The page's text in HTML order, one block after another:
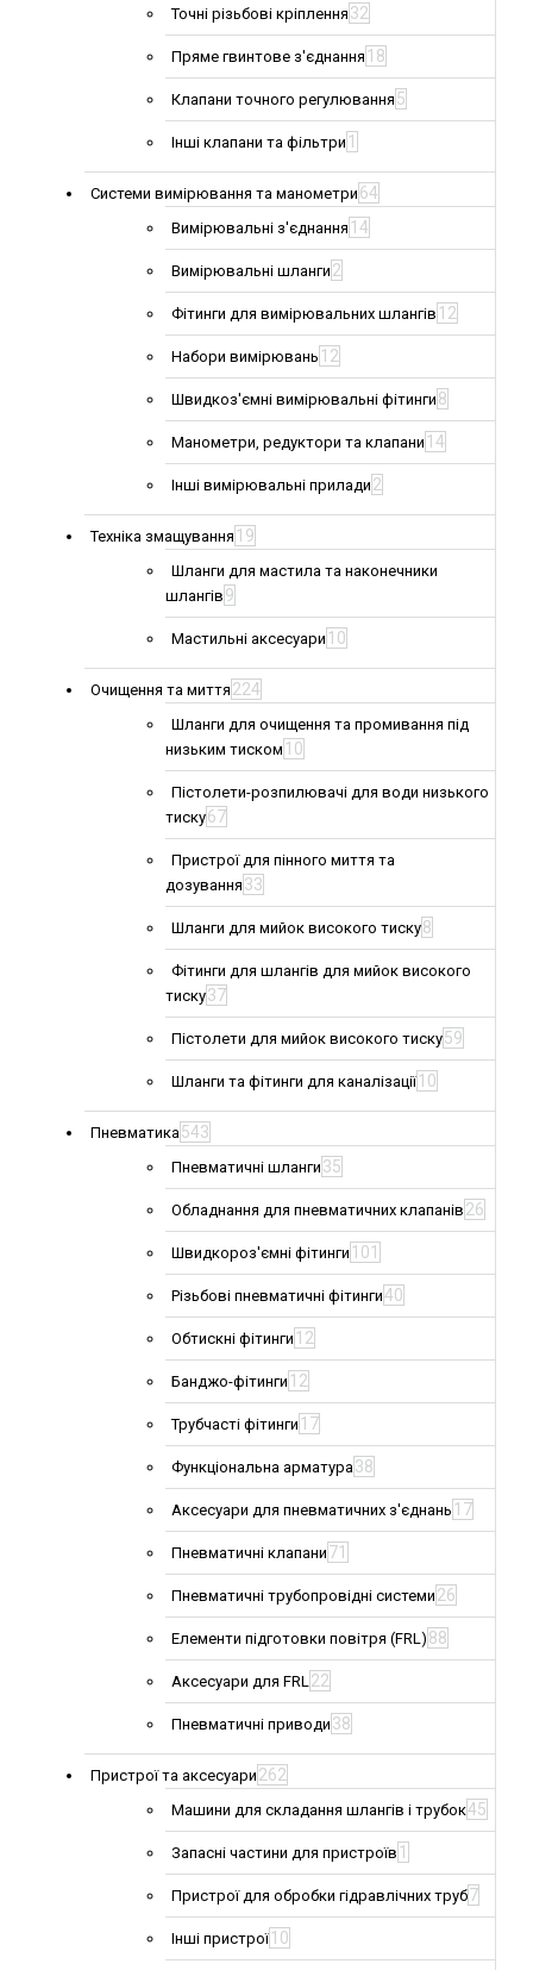
Точні різьбові кріплення 32
Пряме гвинтове з'єднання 18
Клапани точного регулювання 5
Інші клапани та фільтри 1
Системи вимірювання та манометри 64
Вимірювальні з'єднання 14
Вимірювальні шланги 2
Фітинги для вимірювальних шлангів 12
Набори вимірювань 12
Швидкоз'ємні вимірювальні фітинги 8
Манометри, редуктори та клапани 14
Інші вимірювальні прилади 2
Техніка змащування 19
Шланги для мастила та наконечники
шлангів 9
Мастильні аксесуари 10
Очищення та миття 224
Шланги для очищення та промивання під
низьким тиском 10
Пістолети-розпилювачі для води низького
тиску67
Пристрої для пінного миття та
дозування 33
Шланги для мийок високого тиску8
Фітинги для шлангів для мийок високого
тиску37
Пістолети для мийок високого тиску59
Шланги та фітинги для каналізації 10
Пневматика543
Пневматичні шланги 35
Обладнання для пневматичних клапанів 26
Швидкороз'ємні фітинги 101
Різьбові пневматичні фітинги40
Обтискні фітинги 12
Банджо-фітинги 12
Трубчасті фітинги 17
Функціональна арматура38
Аксесуари для пневматичних з'єднань 17
Пневматичні клапани 71
Пневматичні трубопровідні системи 26
Елементи підготовки повітря (FRL) 88
Аксесуари для FRL22
Пневматичні приводи 38
Пристрої та аксесуари 262
Машини для складання шлангів і трубок45
Запасні частини для пристроїв 1
Пристрої для обробки гідравлічних труб7
Інші пристрої 10